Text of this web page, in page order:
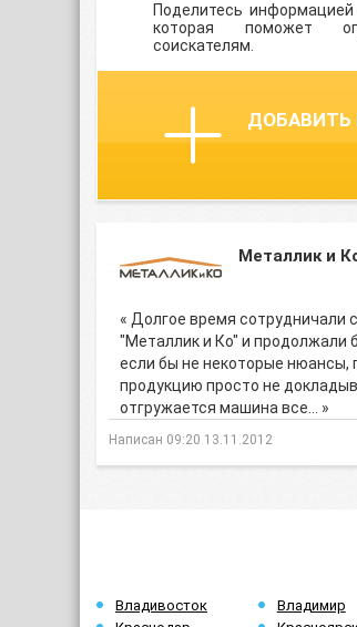
Поделитесь
которая поможет
соискателям.
Металлик и
« Долгое время сотрудничали
"Металлик и Ко" и продолжали
если бы не некоторые нюансы,
продукцию просто не
отгружается машина все… »
Написан 09:20 13.11.2012
Владивосток Владимир